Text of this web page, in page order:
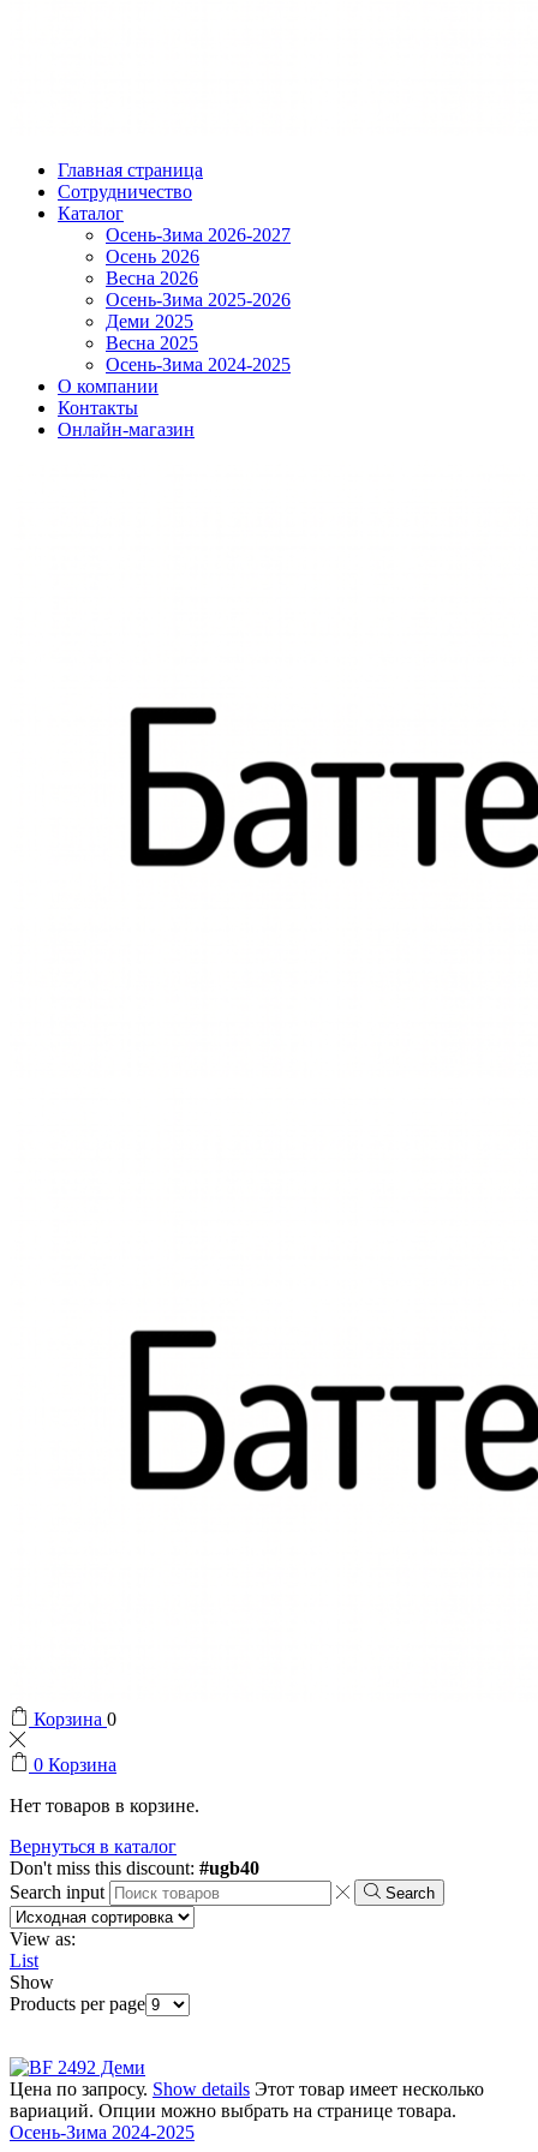
Главная страница
Сотрудничество
Каталог
Осень-Зима 2026-2027
Осень 2026
Весна 2026
Осень-Зима 2025-2026
Деми 2025
Весна 2025
Осень-Зима 2024-2025
О компании
Контакты
Онлайн-магазин
Корзина 0
0 Корзина
Нет товаров в корзине.
Вернуться в каталог
Don't miss this discount: #ugb40
Search input
Search
View as:
List
Show
Products per page
Цена по запросу. Show details Этот товар имеет несколько
вариаций. Опции можно выбрать на странице товара.
Осень-Зима 2024-2025